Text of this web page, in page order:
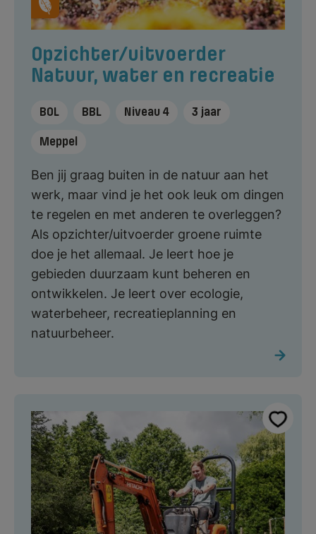
Opzichter/uitvoerder
Natuur, water en recreatie
BOL BBL Niveau 4 3 jaar
Meppel
Ben jij graag buiten in de natuur aan het
werk, maar vind je het ook leuk om dingen
te regelen en met anderen te overleggen?
Als opzichter/uitvoerder groene ruimte
doe je het allemaal. Je leert hoe je
gebieden duurzaam kunt beheren en
ontwikkelen. Je leert over ecologie,
waterbeheer, recreatieplanning en
natuurbeheer.